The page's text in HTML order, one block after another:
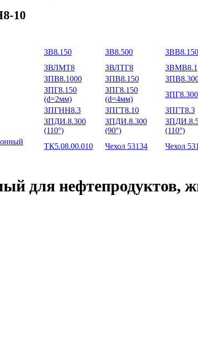
10
ЗВ8.150 ЗВ8.500 ЗВВ8.150
ЗВЛМТ8 ЗВЛТГ8 ЗВМВ8.1
ЗПВ8.1000 ЗПВ8.150
ЗПГ8.150
(d=2мм)
ЗПГ8.150
(d=4мм)
ЗПГ8.300
ЗПГНН8.3 ЗПГТ8.10 ЗПГТ8.3
ЗПДИ.8.300
(110°)
ЗПДИ.8.300
(90°)
(110°)
ТК5.08.00.010 Чехол 53134 Чехол
для нефтепродуктов,